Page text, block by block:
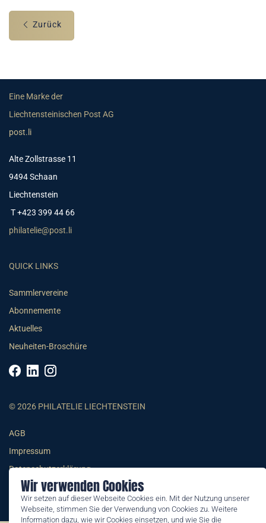
Wir verwenden Cookies
Wir setzen auf dieser Webseite Cookies ein. Mit der Nutzung unserer
Webseite, stimmen Sie der Verwendung von Cookies zu. Weitere
Information dazu, wie wir Cookies einsetzen, und wie Sie die
Zurück
Eine Marke der
Liechtensteinischen Post AG
post.li
Alte Zollstrasse 11
9494 Schaan
Liechtenstein
T +423 399 44 66
philatelie@post.li
QUICK LINKS
Sammlervereine
Abonnemente
Aktuelles
Neuheiten-Broschüre
© 2026 PHILATELIE LIECHTENSTEIN
AGB
Impressum
Datenschutzerklärung